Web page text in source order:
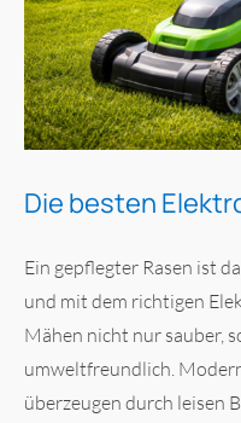
Die besten
Ein gepflegter Rasen ist
und mit dem richtigen
Mähen nicht nur sauber,
umweltfreundlich.
überzeugen durch leisen